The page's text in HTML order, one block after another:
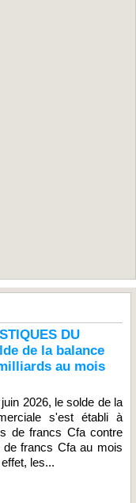
DU
de la balance
au mois
2026, le solde de la
s'est établi à
de francs Cfa contre
de francs Cfa au mois
les...